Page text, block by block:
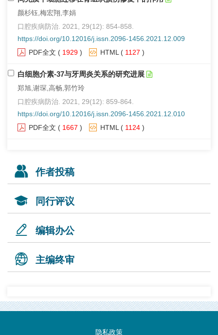
颜杉钰,梅宏翔,李娟
口腔疾病防治. 2021, 29(12): 854-858.
https://doi.org/10.12016/j.issn.2096-1456.2021.12.009
PDF全文 ( 1929 ) HTML ( 1127 )
白细胞介素-37与牙周炎关系的研究进展
郑旭,谢琛,高畅,郭竹玲
口腔疾病防治. 2021, 29(12): 859-864.
https://doi.org/10.12016/j.issn.2096-1456.2021.12.010
PDF全文 ( 1667 ) HTML ( 1124 )
作者投稿
同行评议
编辑办公
主编终审
隐私政策